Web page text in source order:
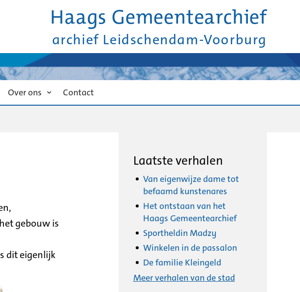
Haags Gemeentearchief
archief Leidschendam-Voorburg
Over ons Contact
gebouw is
dit eigenlijk
Laatste verhalen
Van eigenwijze dame tot
befaamd kunstenares
Het ontstaan van het
Haags Gemeentearchief
Sportheldin Madzy
Winkelen in de passalon
De familie Kleingeld
Meer verhalen van de stad